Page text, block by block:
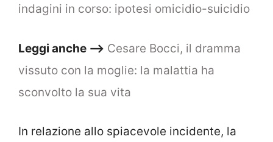
indagini in corso: ipotesi omicidio-suicidio
Leggi anche –> Cesare Bocci, il dramma
vissuto con la moglie: la malattia ha
sconvolto la sua vita
In relazione allo spiacevole incidente, la